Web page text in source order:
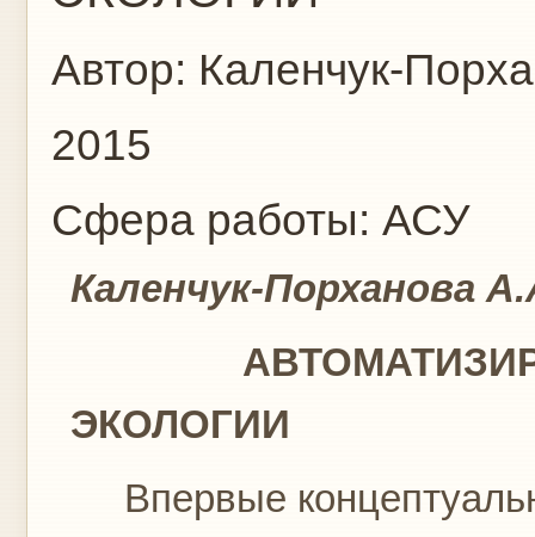
Автор: Каленчук-
2015
Сфера работы: АСУ
Каленчук-Порханова
ЭКОЛОГИИ
Впервые